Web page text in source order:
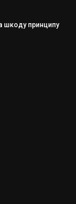
шкоду принципу